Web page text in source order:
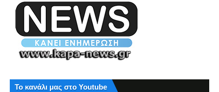
Το κανάλι μας στο Youtube